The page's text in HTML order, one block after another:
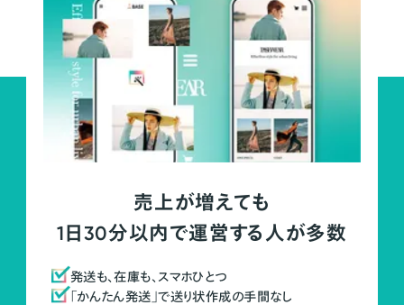
売上が増えても
1日30分以内で運営する人が多数
発送も、在庫も、スマホひとつ
「かんたん発送」で送り状作成の手間なし